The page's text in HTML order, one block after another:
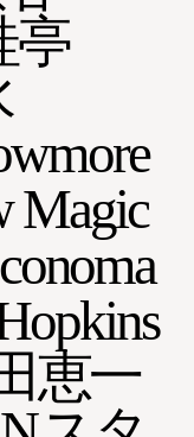
亭
Magic
恵一